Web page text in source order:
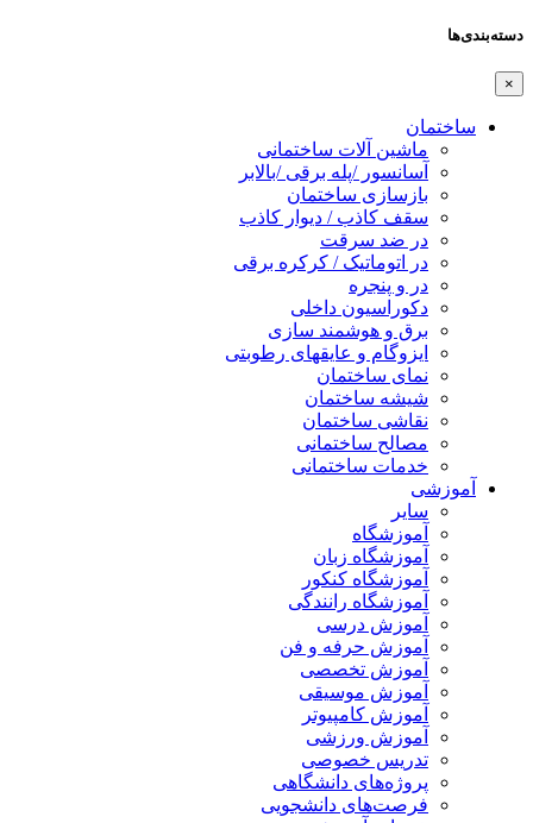
دسته‌بندی‌ها
×
ساختمان
ماشین آلات ساختمانی
آسانسور /پله برقی /بالابر
بازسازی ساختمان
سقف کاذب / دیوار کاذب
در ضد سرقت
در اتوماتیک / کرکره برقی
در و پنجره
دکوراسیون داخلی
برق و هوشمند سازی
ایزوگام و عایقهای رطوبتی
نمای ساختمان
شیشه ساختمان
نقاشی ساختمان
مصالح ساختمانی
خدمات ساختمانی
آموزشی
سایر
آموزشگاه
آموزشگاه زبان
آموزشگاه کنکور
آموزشگاه رانندگی
آموزش درسی
آموزش حرفه و فن
آموزش تخصصی
آموزش موسیقی
آموزش کامپیوتر
آموزش ورزشی
تدریس خصوصی
پروژه‌های دانشگاهی
فرصت‌های دانشجویی